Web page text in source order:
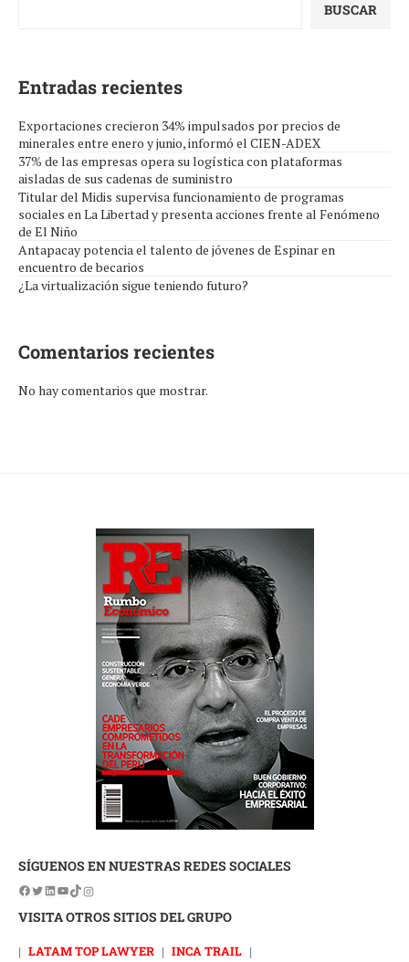
BUSCAR
Entradas recientes
Exportaciones crecieron 34% impulsados por precios de
minerales entre enero y junio, informó el CIEN-ADEX
37% de las empresas opera su logística con plataformas
aisladas de sus cadenas de suministro
Titular del Midis supervisa funcionamiento de programas
sociales en La Libertad y presenta acciones frente al Fenómeno
de El Niño
Antapacay potencia el talento de jóvenes de Espinar en
encuentro de becarios
¿La virtualización sigue teniendo futuro?
Comentarios recientes
No hay comentarios que mostrar.
SÍGUENOS EN NUESTRAS REDES SOCIALES
VISITA OTROS SITIOS DEL GRUPO
| LATAM TOP LAWYER | INCA TRAIL |